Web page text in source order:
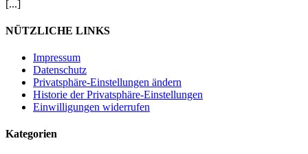
[...]
NÜTZLICHE LINKS
Impressum
Datenschutz
Privatsphäre-Einstellungen ändern
Historie der Privatsphäre-Einstellungen
Einwilligungen widerrufen
Kategorien